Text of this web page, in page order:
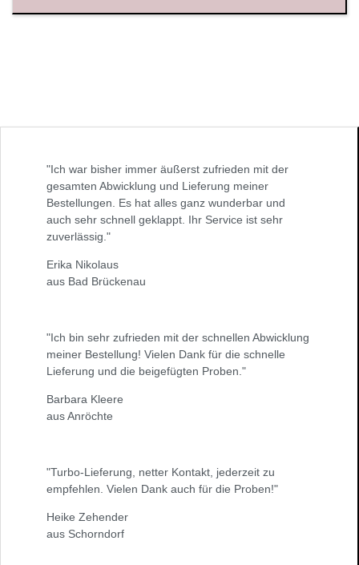
"Ich war bisher immer äußerst zufrieden mit der
gesamten Abwicklung und Lieferung meiner
Bestellungen. Es hat alles ganz wunderbar und
auch sehr schnell geklappt. Ihr Service ist sehr
zuverlässig."
Erika Nikolaus
aus Bad Brückenau
"Ich bin sehr zufrieden mit der schnellen Abwicklung
meiner Bestellung! Vielen Dank für die schnelle
Lieferung und die beigefügten Proben."
Barbara Kleere
aus Anröchte
"Turbo-Lieferung, netter Kontakt, jederzeit zu
empfehlen. Vielen Dank auch für die Proben!"
Heike Zehender
aus Schorndorf